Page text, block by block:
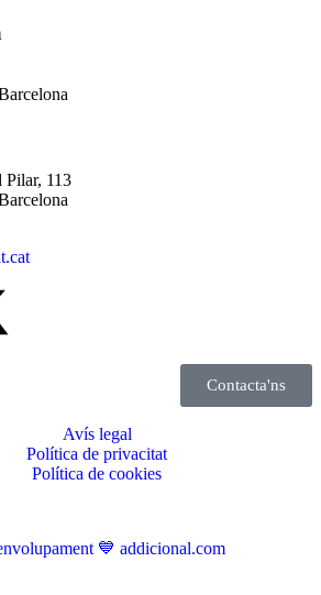
Pilar, 113
Contacta'ns
Avís legal
Política de privacitat
Política de cookies
💙 addicional.com